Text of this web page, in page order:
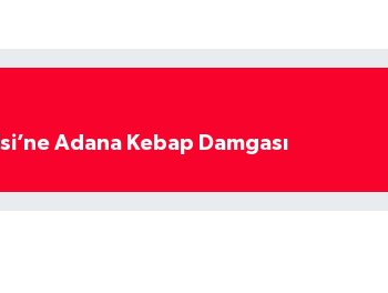
Adana Kebap Damgası